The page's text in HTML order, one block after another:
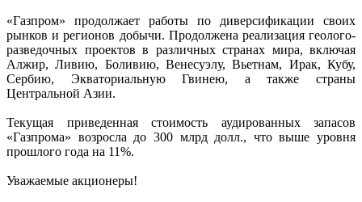
«Газпром» продолжает работы по диверсификации своих
рынков и регионов добычи. Продолжена реализация геолого-
разведочных проектов в различных странах мира, включая
Алжир, Ливию, Боливию, Венесуэлу, Вьетнам, Ирак, Кубу,
Сербию, Экваториальную Гвинею, а также страны
Центральной Азии.
Текущая приведенная стоимость аудированных запасов
«Газпрома» возросла до 300 млрд долл., что выше уровня
прошлого года на 11%.
Уважаемые акционеры!